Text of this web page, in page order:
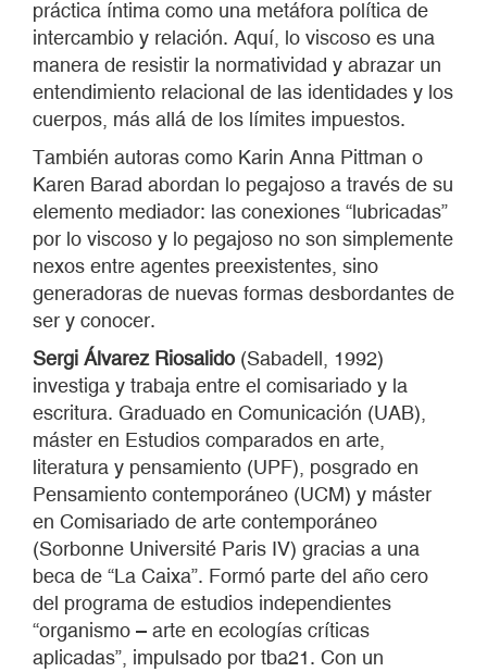
práctica íntima como una metáfora política de
intercambio y relación. Aquí, lo viscoso es una
manera de resistir la normatividad y abrazar un
entendimiento relacional de las identidades y los
cuerpos, más allá de los límites impuestos.
También autoras como Karin Anna Pittman o
Karen Barad abordan lo pegajoso a través de su
elemento mediador: las conexiones “lubricadas”
por lo viscoso y lo pegajoso no son simplemente
nexos entre agentes preexistentes, sino
generadoras de nuevas formas desbordantes de
ser y conocer.
Sergi Álvarez Riosalido (Sabadell, 1992)
investiga y trabaja entre el comisariado y la
escritura. Graduado en Comunicación (UAB),
máster en Estudios comparados en arte,
literatura y pensamiento (UPF), posgrado en
Pensamiento contemporáneo (UCM) y máster
en Comisariado de arte contemporáneo
(Sorbonne Université Paris IV) gracias a una
beca de “La Caixa”. Formó parte del año cero
del programa de estudios independientes
“organismo – arte en ecologías críticas
aplicadas”, impulsado por tba21. Con un